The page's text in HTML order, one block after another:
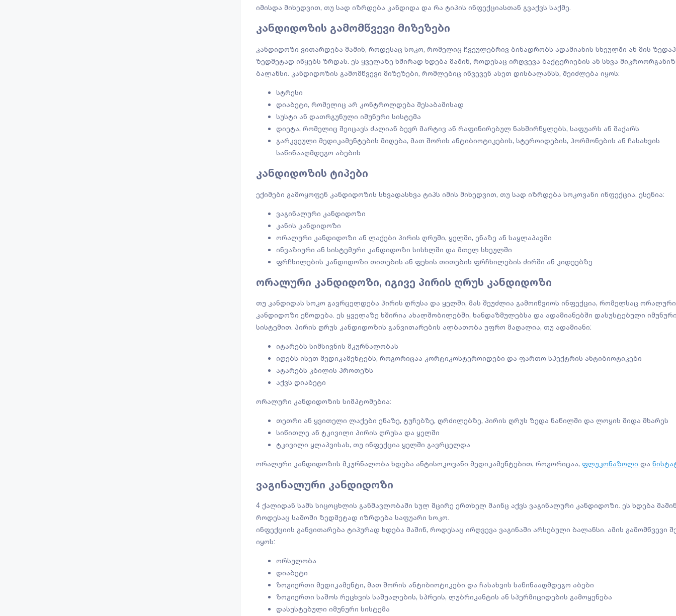
იმისდა მიხედვით, თუ სად იზრდება კანდიდა და რა ტიპის ინფექციასთან გვაქვს საქმე.
კანდიდოზის გამომწვევი მიზეზები
კანდიდოზი ვითარდება მაშინ, როდესაც სოკო, რომელიც ჩვეულებრივ ბინადრობს ადამიანის სხეულში ან მის
ზედმეტად იწყებს ზრდას. ეს ყველაზე ხშირად ხდება მაშინ, როდესაც ირღვევა ბაქტერიების ან სხვა
ბალანსი. კანდიდოზის გამომწვევი მიზეზები, რომლებიც იწვევენ ასეთ დისბალანსს, შეიძლება იყოს:
სტრესი
დიაბეტი, რომელიც არ კონტროლდება შესაბამისად
სუსტი ან დათრგუნული იმუნური სისტემა
დიეტა, რომელიც შეიცავს ძალიან ბევრ მარტივ ან რაფინირებულ ნახშირწყლებს, საფუარს ან შაქარს
გარკვეული მედიკამენტების მიღება, მათ შორის ანტიბიოტიკების, სტეროიდების, ჰორმონების ან ჩასახვის
საწინააღმდეგო აბების
კანდიდოზის ტიპები
ექიმები გამოყოფენ კანდიდოზის სხვადასხვა ტიპს იმის მიხედვით, თუ სად იზრდება სოკოვანი ინფექცია. ესენია:
ვაგინალური კანდიდოზი
კანის კანდიდოზი
ორალური კანდიდოზი ან ლაქები პირის ღრუში, ყელში, ენაზე ან საყლაპავში
ინვაზიური ან სისტემური კანდიდოზი სისხლში და მთელ სხეულში
ფრჩხილების კანდიდოზი თითების ან ფეხის თითების ფრჩხილების ძირში ან კიდეებზე
ორალური კანდიდოზი, იგივე პირის ღრუს კანდიდოზი
თუ კანდიდას სოკო გავრცელდება პირის ღრუსა და ყელში, მას შეუძლია გამოიწვიოს ინფექცია, რომელსაც ორალური
კანდიდოზი ეწოდება. ეს ყველაზე ხშირია ახალშობილებში, ხანდაზმულებსა და ადამიანებში დასუსტებული
სისტემით. პირის ღრუს კანდიდოზის განვითარების ალბათობა უფრო მაღალია, თუ ადამიანი:
იტარებს სიმსივნის მკურნალობას
იღებს ისეთ მედიკამენტებს, როგორიცაა კორტიკოსტეროიდები და ფართო სპექტრის ანტიბიოტიკები
ატარებს კბილის პროთეზს
აქვს დიაბეტი
ორალური კანდიდოზის სიმპტომებია:
თეთრი ან ყვითელი ლაქები ენაზე, ტუჩებზე, ღრძილებზე, პირის ღრუს ზედა ნაწილში და ლოყის შიდა მხარეს
სიწითლე ან ტკივილი პირის ღრუსა და ყელში
ტკივილი ყლაპვისას, თუ ინფექცია ყელში გავრცელდა
ორალური კანდიდოზის მკურნალობა ხდება ანტისოკოვანი მედიკამენტებით, როგორიცაა, ფლუკონაზოლი და
ვაგინალური კანდიდოზი
4 ქალიდან სამს სიცოცხლის განმავლობაში სულ მცირე ერთხელ მაინც აქვს ვაგინალური კანდიდოზი. ეს ხდება
როდესაც საშოში ზედმეტად იზრდება საფუარი სოკო.
ინფექციის განვითარება ტიპურად ხდება მაშინ, როდესაც ირღვევა ვაგინაში არსებული ბალანსი. ამის გამომწვევი
იყოს:
ორსულობა
დიაბეტი
ზოგიერთი მედიკამენტი, მათ შორის ანტიბიოტიკები და ჩასახვის საწინააღმდეგო აბები
ზოგიერთი საშოს რეცხვის საშუალების, სპრეის, ლუბრიკანტის ან სპერმიციდების გამოყენება
დასუსტებული იმუნური სისტემა